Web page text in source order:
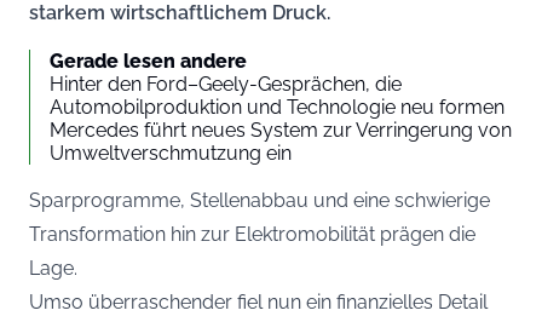
starkem wirtschaftlichem Druck.
Gerade lesen andere
Hinter den Ford–Geely-Gesprächen, die
Automobilproduktion und Technologie neu formen
Mercedes führt neues System zur Verringerung von
Umweltverschmutzung ein
Sparprogramme, Stellenabbau und eine schwierige
Transformation hin zur Elektromobilität prägen die
Lage.
Umso überraschender fiel nun ein finanzielles Detail